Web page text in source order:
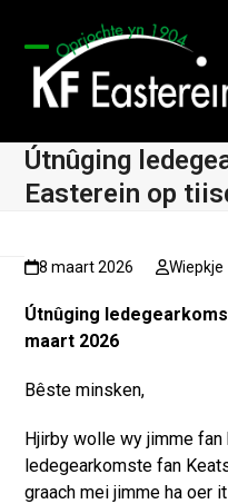
contentOpen
mobile
menu
Close
mobile
menu
Útnûging
Easterein op
8 maart 2026 Wiepkje
Útnûging
maart 2026
Bêste minsken,
Hjirby wolle wy jimme
ledegearkomste fan
graach mei jimme ha oer